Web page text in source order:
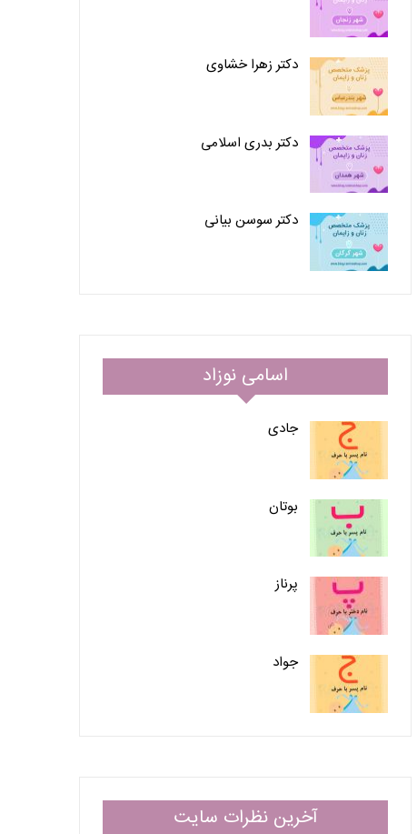
دکتر زهرا خشاوی
دکتر بدری اسلامی
دکتر سوسن بیانی
اسامی نوزاد
جادی
بوتان
پرناز
جواد
آخرین نظرات سایت